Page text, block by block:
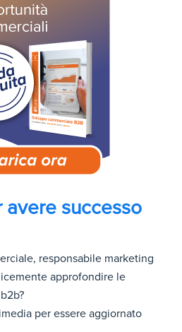
avere successo
responsabile marketing
approfondire le
per essere aggiornato